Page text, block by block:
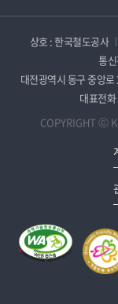
상호 : 한국철도공사
통
대전광역시 동구 중앙로
대표전
COPYRIGHT ⓒ